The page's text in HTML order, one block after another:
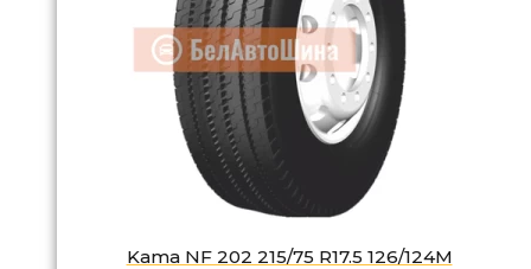
Kama NF 202 215/75 R17.5 126/124M